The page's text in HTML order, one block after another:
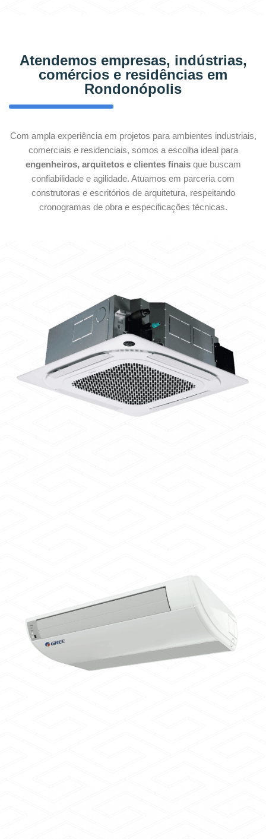
Atendemos empresas, indústrias,
comércios e residências em
Rondonópolis
Com ampla experiência em projetos para ambientes industriais,
comerciais e residenciais, somos a escolha ideal para
engenheiros, arquitetos e clientes finaisque buscam
confiabilidade e agilidade. Atuamos em parceria com
construtoras e escritórios de arquitetura, respeitando
cronogramas de obra e especificações técnicas.